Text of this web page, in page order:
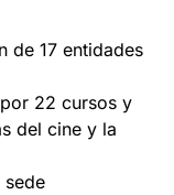
de 17 entidades
22 cursos y
del cine y la
sede